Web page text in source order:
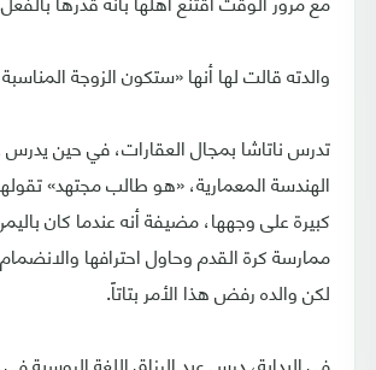
والدته قالت لها أنها «ستكون الزوجة
تدرس ناتاشا بمجال العقارات، في حين يدرس
الهندسة المعمارية، «هو طالب مجتهد»
كبيرة على وجهها، مضيفة أنه عندما كان
ممارسة كرة القدم وحاول احترافها
لكن والده رفض هذا الأمر بتاتاً.